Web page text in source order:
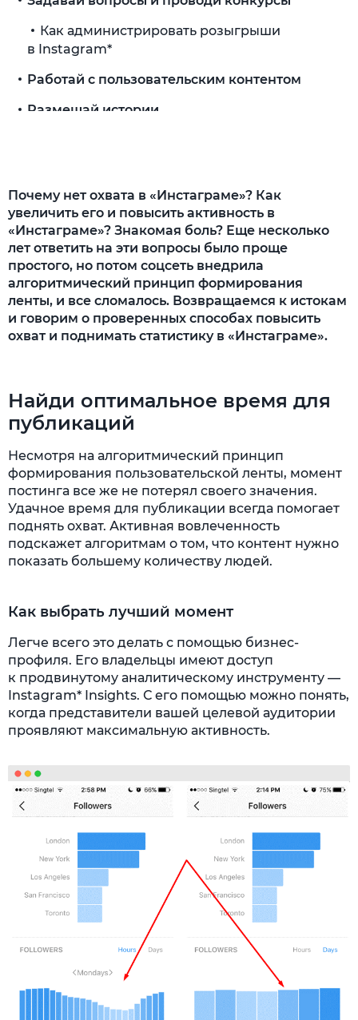
Почему нет охвата в «Инстаграме»? Как
увеличить его и повысить активность в
«Инстаграме»? Знакомая боль? Еще несколько
лет ответить на эти вопросы было проще
простого, но потом соцсеть внедрила
алгоритмический принцип формирования
ленты, и все сломалось. Возвращаемся к истокам
и говорим о проверенных способах повысить
охват и поднимать статистику в «Инстаграме».
Найди оптимальное время для
публикаций
Несмотря на алгоритмический принцип
формирования пользовательской ленты, момент
постинга все же не потерял своего значения.
Удачное время для публикации всегда помогает
поднять охват. Активная вовлеченность
подскажет алгоритмам о том, что контент нужно
показать большему количеству людей.
Как выбрать лучший момент
Легче всего это делать с помощью бизнес-
профиля. Его владельцы имеют доступ
к продвинутому аналитическому инструменту —
Instagram* Insights. С его помощью можно понять,
когда представители вашей целевой аудитории
проявляют максимальную активность.
Как администрировать розыгрыши
в Instagram*
Работай с пользовательским контентом
Размещай истории
Следуй трендам
Автоматизируй
Слово за тобой